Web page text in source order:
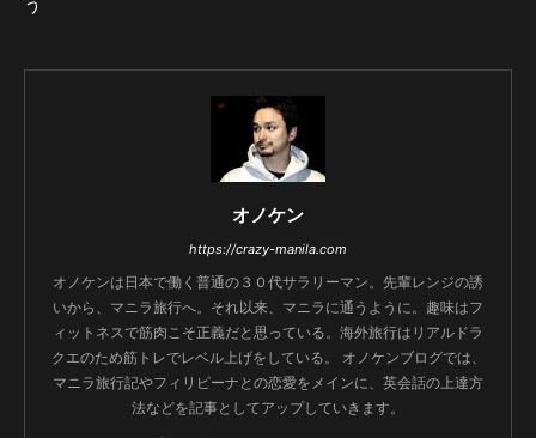
う
オノケン
https://crazy-manila.com
オノケンは日本で働く普通の３０代サラリーマン。先輩レンジの誘
いから、マニラ旅行へ。それ以来、マニラに通うように。趣味はフ
ィットネスで筋肉こそ正義だと思っている。海外旅行はリアルドラ
クエのため筋トレでレベル上げをしている。 オノケンブログでは、
マニラ旅行記やフィリピーナとの恋愛をメインに、英会話の上達方
法などを記事としてアップしていきます。